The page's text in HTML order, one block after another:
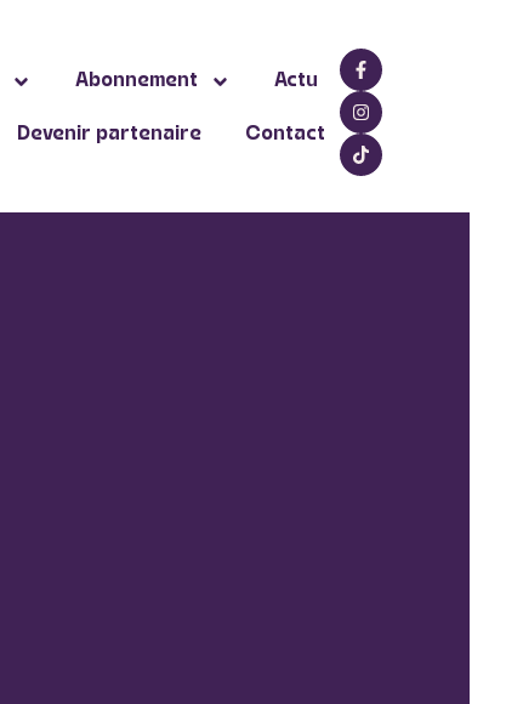
Abonnement Actu
Devenir partenaire Contact